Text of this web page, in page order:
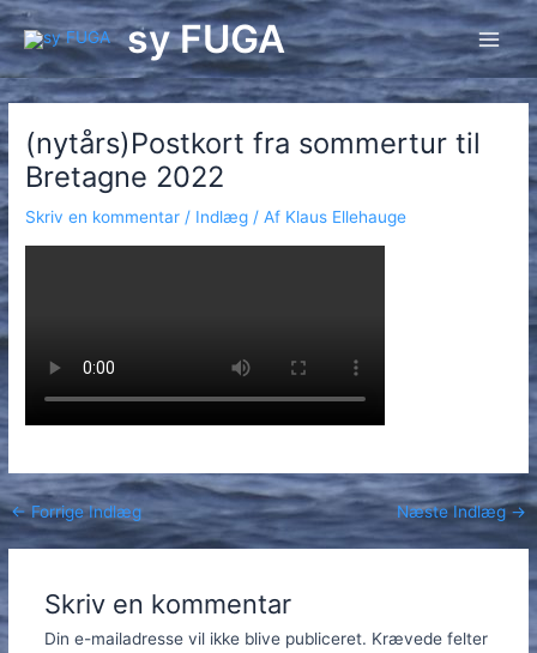
Gå
til
indholdet
sy FUGA
Main
(nytårs)Postkort fra sommertur til
Bretagne 2022
Skriv en kommentar / Indlæg / Af Klaus Ellehauge
Post
navigation
←Forrige Indlæg Næste Indlæg →
Skriv en kommentar
Din e-mailadresse vil ikke blive publiceret. Krævede felter